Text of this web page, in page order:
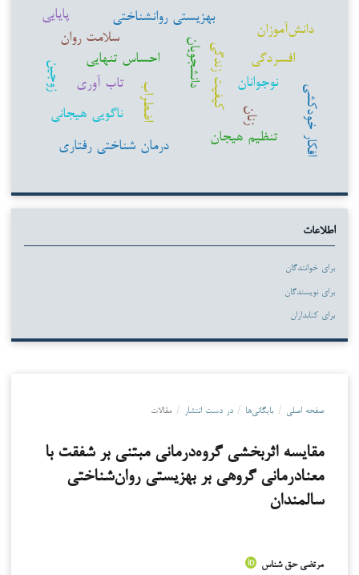
اضطراب
دانشجویانکیفیت زندگی نوجوانان
افسردگی
بهزیستی روانشناختی
دانش‌آموزان
زنان
تنظیم هیجان
درمان شناختی رفتاری
ناگویی هیجانی
احساس تنهایی
زوجین
افکار خودکشی
تاب آوری
سلامت روان
پایایی
اطلاعات
برای خوانندگان
برای نویسندگان
برای کتابداران
صفحه اصلی / بایگانی‌ها / در دست انتشار / مقالات
مقایسه اثربخشی گروه‌درمانی مبتنی بر شفقت با
معنادرمانی گروهی بر بهزیستی روان‌شناختی
سالمندان
مرتضی حق شناس